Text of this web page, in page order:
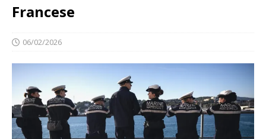
Francese
06/02/2026